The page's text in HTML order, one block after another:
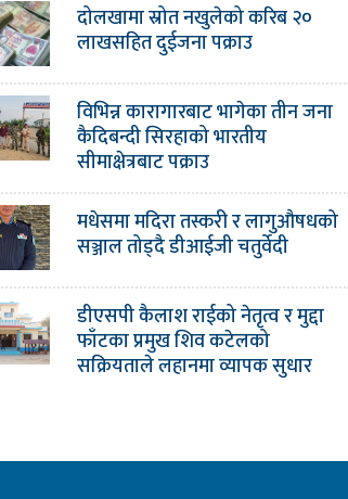
दोलखामा स्रोत नखुलेको करिब २०
लाखसहित दुईजना पक्राउ
विभिन्न कारागारबाट भागेका तीन जना
कैदिबन्दी सिरहाको भारतीय
सीमाक्षेत्रबाट पक्राउ
मधेसमा मदिरा तस्करी र लागुऔषधको
सञ्जाल तोड्दै डीआईजी चतुर्वेदी
डीएसपी कैलाश राईको नेतृत्व र मुद्दा
फाँटका प्रमुख शिव कटेलको
सक्रियताले लहानमा व्यापक सुधार